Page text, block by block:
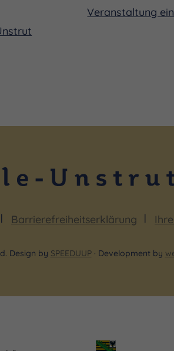
Veranstaltung
Barrierefreiheitserklärung
Design by SPEEDUUP· Development by